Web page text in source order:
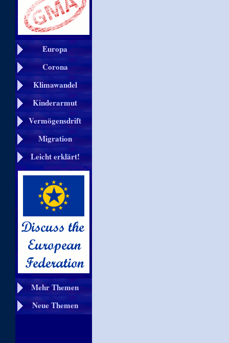
Europa
Corona
Klimawandel
Kinderarmut
Vermögensdrift
Migration
Leicht erklärt!
Mehr Themen
Neue Themen